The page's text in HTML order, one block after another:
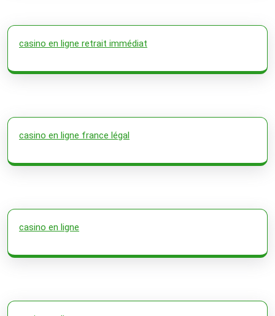
casino en ligne retrait immédiat
casino en ligne france légal
casino en ligne